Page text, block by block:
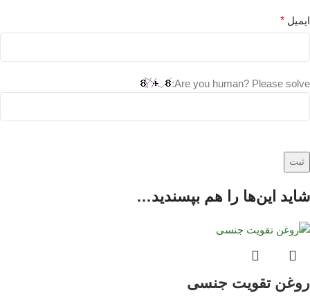
ایمیل *
Are you human? Please solve:
شاید این‌ها را هم بپسندید…
روغن تقویت جنسی